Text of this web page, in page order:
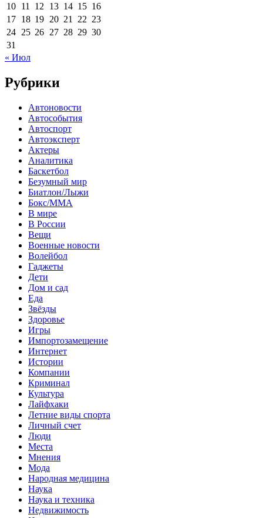
10 11 12 13 14 15 16
17 18 19 20 21 22 23
24 25 26 27 28 29 30
31
« Июл
Рубрики
Автоновости
Автособытия
Автоспорт
Автоэксперт
Актеры
Аналитика
Баскетбол
Безумный мир
Биатлон/Лыжи
Бокс/MMA
В мире
В России
Вещи
Военные новости
Волейбол
Гаджеты
Дети
Дом и сад
Еда
Звёзды
Здоровье
Игры
Импортозамещение
Интернет
Истории
Компании
Криминал
Культура
Лайфхаки
Летние виды спорта
Личный счет
Люди
Места
Мнения
Мода
Народная медицина
Наука
Наука и техника
Недвижимость